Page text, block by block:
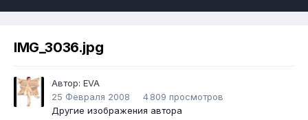
IMG_3036.jpg
Автор: EVA
25 Февраля 2008
4 809 просмотров
Другие изображения автора